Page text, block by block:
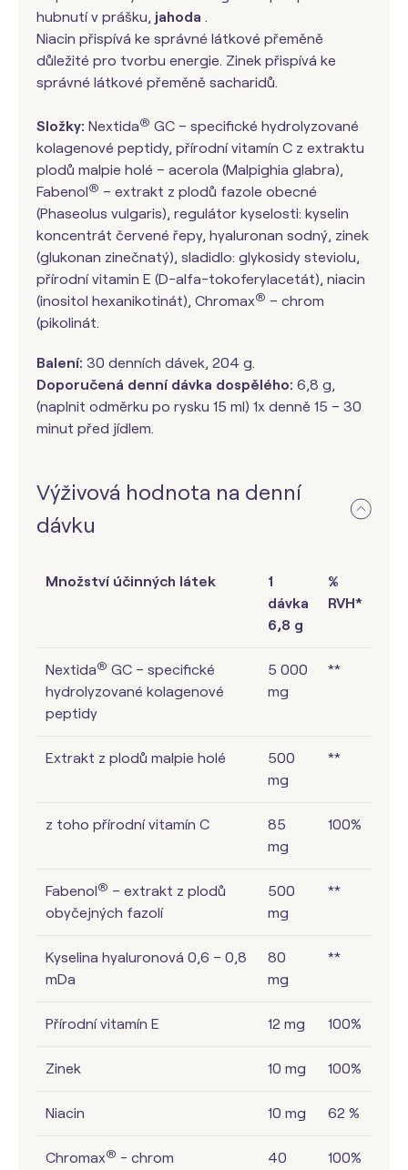
hubnutí v prášku, jahoda .
Niacin přispívá ke správné látkové přeměně
důležité pro tvorbu energie. Zinek přispívá ke
správné látkové přeměně sacharidů.
Složky: Nextida® GC – specifické hydrolyzované
kolagenové peptidy, přírodní vitamín C z extraktu
plodů malpie holé – acerola (Malpighia glabra),
Fabenol® – extrakt z plodů fazole obecné
(Phaseolus vulgaris), regulátor kyselosti: kyselin
koncentrát červené řepy, hyaluronan sodný, zinek
(glukonan zinečnatý), sladidlo: glykosidy steviolu,
přírodní vitamin E (D-alfa-tokoferylacetát), niacin
(inositol hexanikotinát), Chromax® – chrom
(pikolinát.
Balení: 30 denních dávek, 204 g.
Doporučená denní dávka dospělého: 6,8 g,
(naplnit odměrku po rysku 15 ml) 1x denně 15 – 30
minut před jídlem.
Výživová hodnota na denní
dávku
Množství účinných látek
1
dávka
6,8 g
%
RVH*
Nextida® GC – specifické
hydrolyzované kolagenové
peptidy
5 000
mg
**
Extrakt z plodů malpie holé
500
mg
**
z toho přírodní vitamín C
85
mg
100%
Fabenol® – extrakt z plodů
obyčejných fazolí
500
mg
**
Kyselina hyaluronová 0,6 – 0,8
mDa
80
mg
**
Přírodní vitamín E 12 mg 100%
Zinek 10 mg 100%
Niacin 10 mg 62 %
Chromax® - chrom
40
100%